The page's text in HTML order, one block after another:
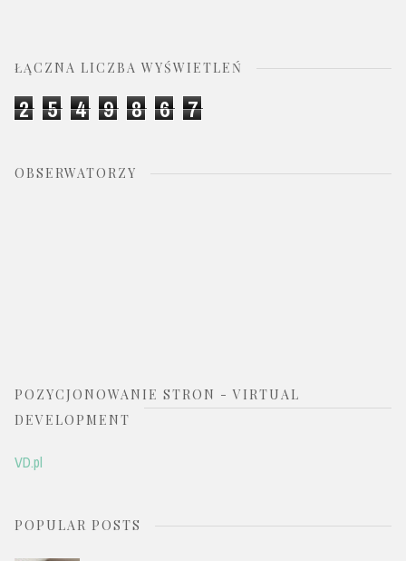
ŁĄCZNA LICZBA WYŚWIETLEŃ
2 5 4 9 8 6 7
OBSERWATORZY
POZYCJONOWANIE STRON - VIRTUAL
DEVELOPMENT
VD.pl
POPULAR POSTS